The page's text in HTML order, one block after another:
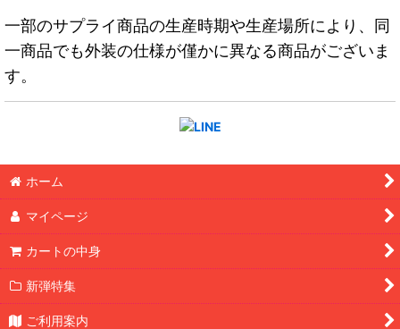
一部のサプライ商品の生産時期や生産場所により、同
一商品でも外装の仕様が僅かに異なる商品がございま
す。
ホーム
マイページ
カートの中身
新弾特集
ご利用案内